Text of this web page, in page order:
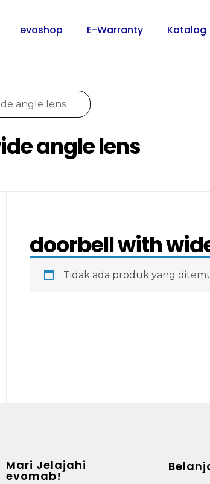
evoshop E-Warranty Katalog
angle lens
angle lens
doorbell with
Tidak ada produk yang
Mari Jelajahi
evomab!